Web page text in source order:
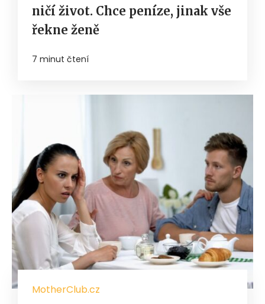
ničí život. Chce peníze, jinak vše
řekne ženě
7 minut čtení
MotherClub.cz